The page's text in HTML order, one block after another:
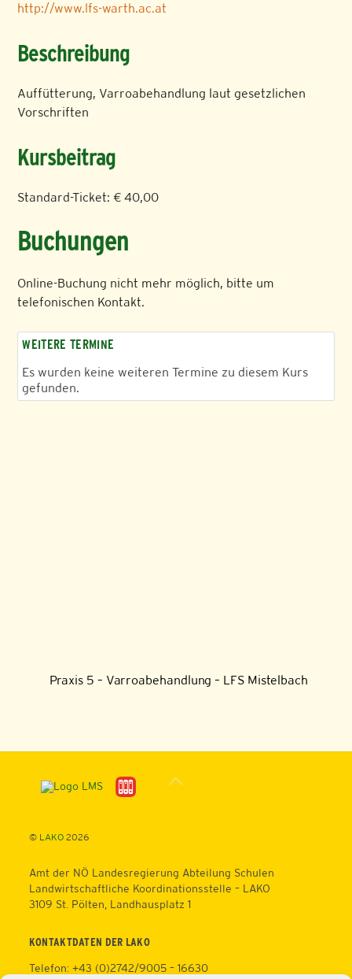
http://www.lfs-warth.ac.at
Beschreibung
Auffütterung, Varroabehandlung laut gesetzlichen
Vorschriften
Kursbeitrag
Standard-Ticket: € 40,00
Buchungen
Online-Buchung nicht mehr möglich, bitte um
telefonischen Kontakt.
WEITERE TERMINE
Es wurden keine weiteren Termine zu diesem Kurs
gefunden.
Praxis 5 – Varroabehandlung – LFS Mistelbach
Back
© LAKO2026
Amt der NÖ Landesregierung Abteilung Schulen
Landwirtschaftliche Koordinationsstelle – LAKO
3109 St. Pölten, Landhausplatz 1
KONTAKTDATEN DER LAKO
Telefon: +43 (0)2742/9005 – 16630